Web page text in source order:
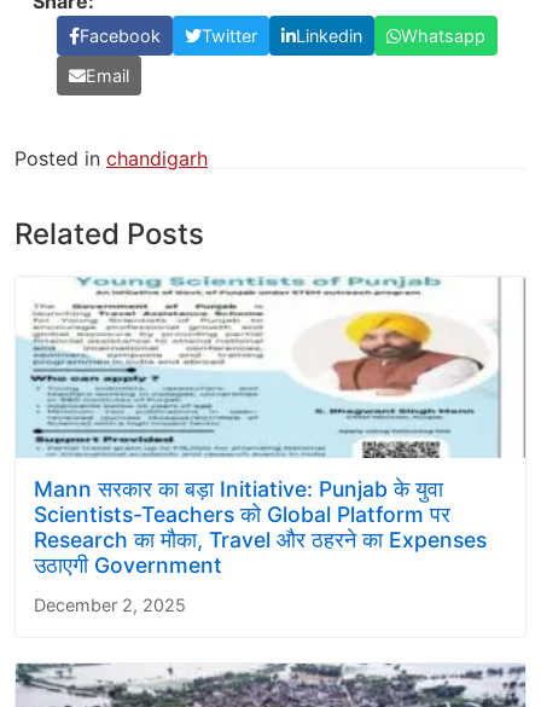
Facebook Twitter Linkedin
Whatsapp
Email
Posted in chandigarh
Related Posts
Mann सरकार का बड़ा Initiative: Punjab के युवा
Scientists-Teachers को Global Platform पर
Research का मौका, Travel और ठहरने का Expenses
उठाएगी Government
December 2, 2025